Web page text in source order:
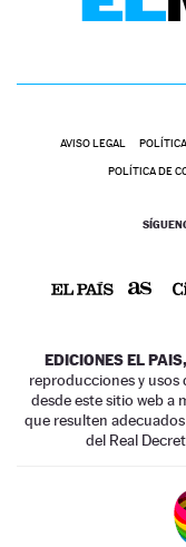
AVISO LEGAL
POLÍTICA DE
EDICIONES EL
reproducciones y usos
desde este sitio web a
que resulten
del Real